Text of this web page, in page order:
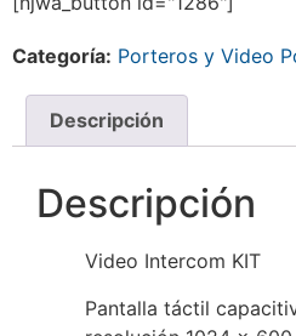
Categoría: Porteros y Video
Descripción
Descripción
Video Intercom KIT
Pantalla táctil